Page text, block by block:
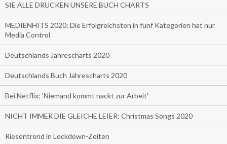
SIE ALLE DRUCKEN UNSERE BUCH CHARTS
MEDIENHITS 2020: Die Erfolgreichsten in fünf Kategorien hat nur
Media Control
Deutschlands Jahrescharts 2020
Deutschlands Buch Jahrescharts 2020
Bei Netflix: 'Niemand kommt nackt zur Arbeit'
NICHT IMMER DIE GLEICHE LEIER: Christmas Songs 2020
Riesentrend in Lockdown-Zeiten